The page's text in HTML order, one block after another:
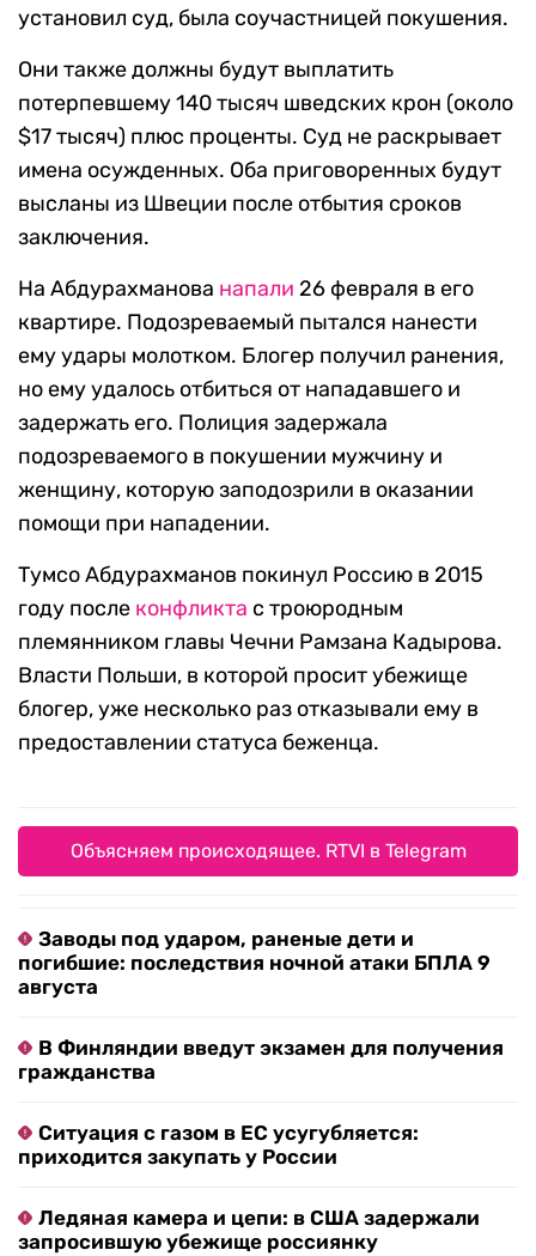
установил суд, была соучастницей покушения.
Они также должны будут выплатить
потерпевшему 140 тысяч шведских крон (около
$17 тысяч) плюс проценты. Суд не раскрывает
имена осужденных. Оба приговоренных будут
высланы из Швеции после отбытия сроков
заключения.
На Абдурахманова напали 26 февраля в его
квартире. Подозреваемый пытался нанести
ему удары молотком. Блогер получил ранения,
но ему удалось отбиться от нападавшего и
задержать его. Полиция задержала
подозреваемого в покушении мужчину и
женщину, которую заподозрили в оказании
помощи при нападении.
Тумсо Абдурахманов покинул Россию в 2015
году после конфликта с троюродным
племянником главы Чечни Рамзана Кадырова.
Власти Польши, в которой просит убежище
блогер, уже несколько раз отказывали ему в
предоставлении статуса беженца.
Объясняем происходящее. RTVI в Telegram
Заводы под ударом, раненые дети и
погибшие: последствия ночной атаки БПЛА 9
августа
В Финляндии введут экзамен для получения
гражданства
Ситуация с газом в ЕС усугубляется:
приходится закупать у России
Ледяная камера и цепи: в США задержали
запросившую убежище россиянку